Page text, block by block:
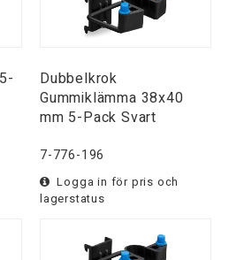
Dubbelkrok
Gummiklämma 38x40
mm 5-Pack Svart
7-776-196
Logga in för pris och
lagerstatus